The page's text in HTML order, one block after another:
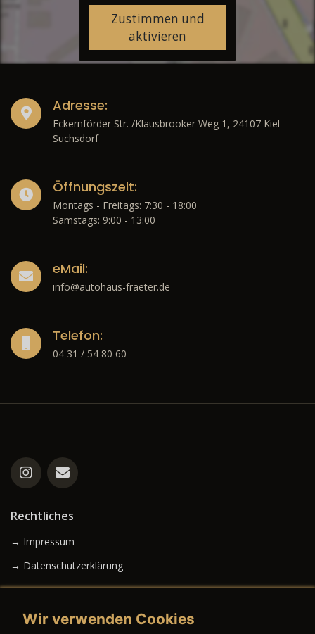
Zustimmen und
aktivieren
Adresse:
Eckernförder Str. /Klausbrooker Weg 1, 24107 Kiel-
Suchsdorf
Öffnungszeit:
Montags - Freitags: 7:30 - 18:00
Samstags: 9:00 - 13:00
eMail:
info@autohaus-fraeter.de
Telefon:
04 31 / 54 80 60
Rechtliches
→ Impressum
→ Datenschutzerklärung
Wir verwenden Cookies